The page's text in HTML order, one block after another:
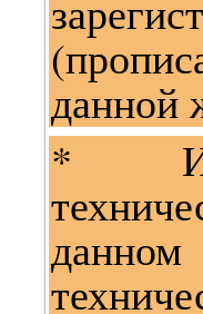
данной
*